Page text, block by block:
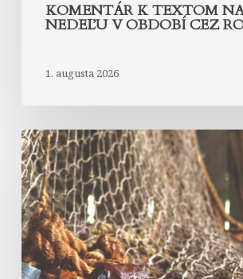
KOMENTÁR K TEXTOM
NEDEĽU V OBDOBÍ CEZ
1. augusta 2026
Komentár
k
textom
na
17.
nedeľu
v